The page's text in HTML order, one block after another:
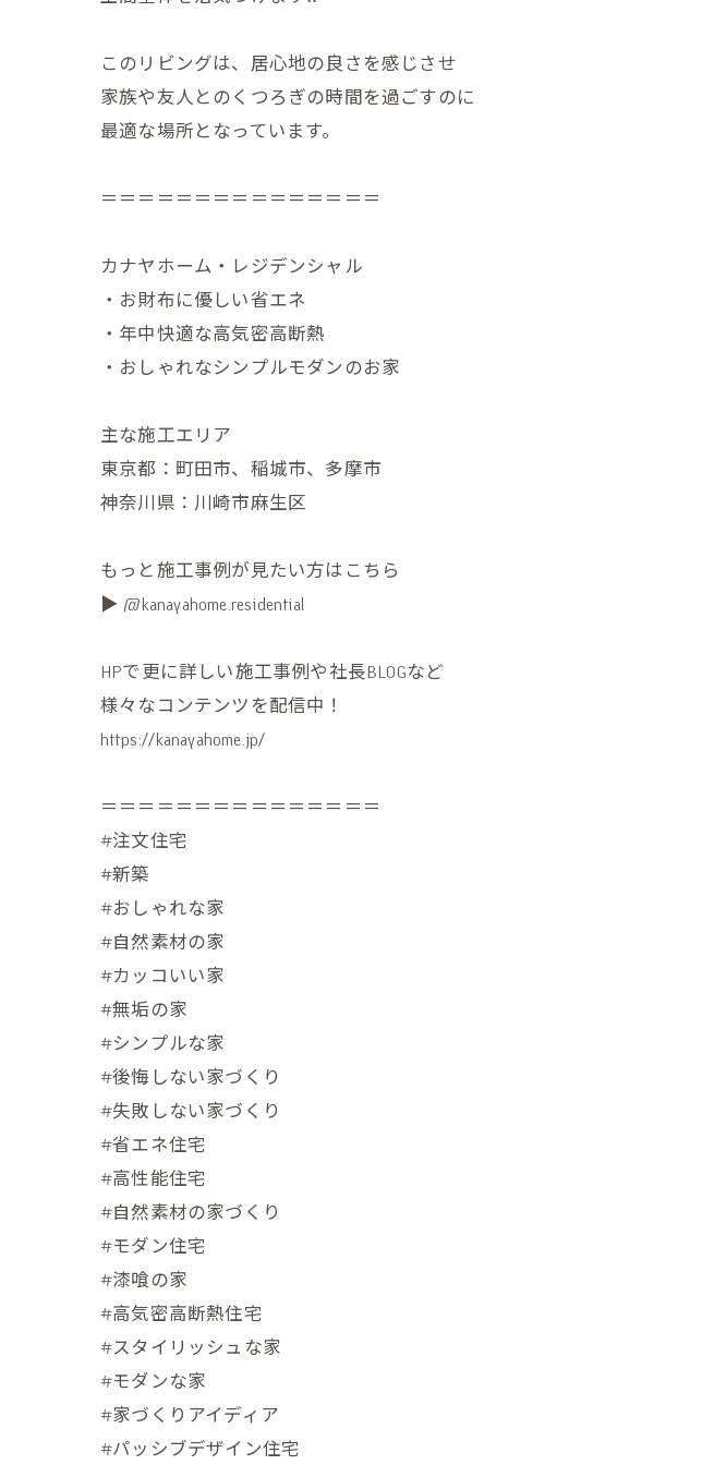
このリビングは、居心地の良さを感じさせ
家族や友人とのくつろぎの時間を過ごすのに
最適な場所となっています。
＝＝＝＝＝＝＝＝＝＝＝＝＝＝＝
カナヤホーム・レジデンシャル
・お財布に優しい省エネ
・年中快適な高気密高断熱
・おしゃれなシンプルモダンのお家
主な施工エリア
東京都：町田市、稲城市、多摩市
神奈川県：川崎市麻生区
もっと施工事例が見たい方はこちら
▶️ @kanayahome.residential
HPで更に詳しい施工事例や社長BLOGなど
様々なコンテンツを配信中！
https://kanayahome.jp/
＝＝＝＝＝＝＝＝＝＝＝＝＝＝＝
#注文住宅
#新築
#おしゃれな家
#自然素材の家
#カッコいい家
#無垢の家
#シンプルな家
#後悔しない家づくり
#失敗しない家づくり
#省エネ住宅
#高性能住宅
#自然素材の家づくり
#モダン住宅
#漆喰の家
#高気密高断熱住宅
#スタイリッシュな家
#モダンな家
#家づくりアイディア
#パッシブデザイン住宅